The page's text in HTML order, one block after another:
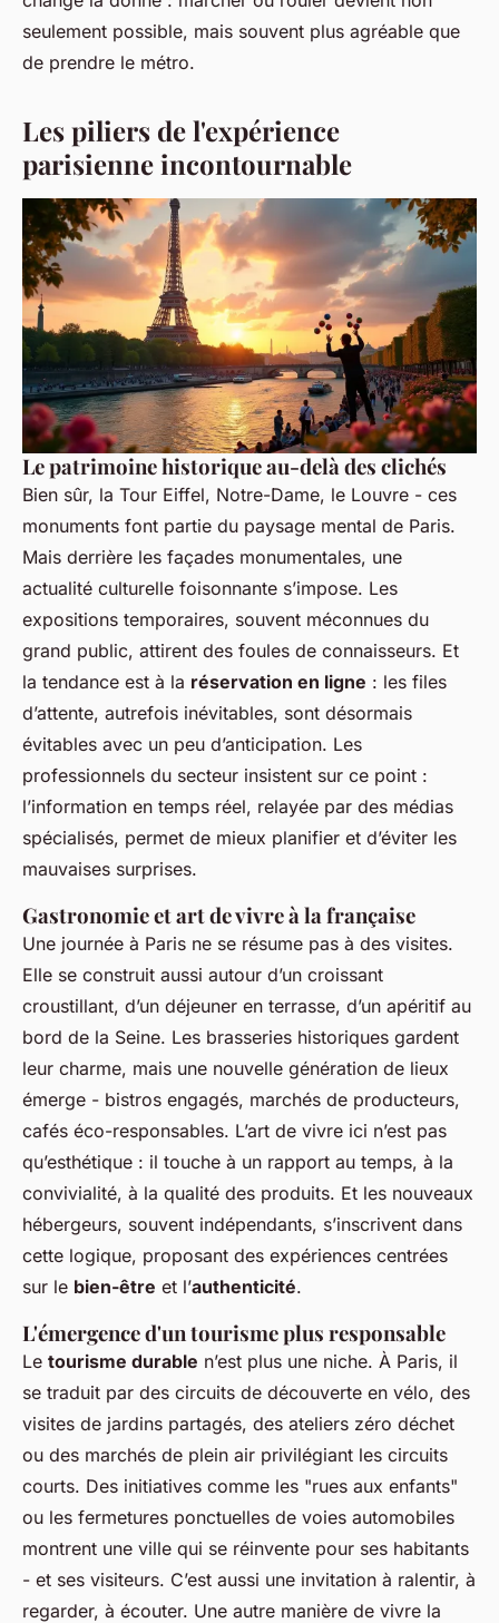
seulement possible, mais souvent plus agréable que
de prendre le métro.
Les piliers de l'expérience
parisienne incontournable
Le patrimoine historique au-delà des clichés
Bien sûr, la Tour Eiffel, Notre-Dame, le Louvre - ces
monuments font partie du paysage mental de Paris.
Mais derrière les façades monumentales, une
actualité culturelle foisonnante s’impose. Les
expositions temporaires, souvent méconnues du
grand public, attirent des foules de connaisseurs. Et
la tendance est à la réservation en ligne : les files
d’attente, autrefois inévitables, sont désormais
évitables avec un peu d’anticipation. Les
professionnels du secteur insistent sur ce point :
l’information en temps réel, relayée par des médias
spécialisés, permet de mieux planifier et d’éviter les
mauvaises surprises.
Gastronomie et art de vivre à la française
Une journée à Paris ne se résume pas à des visites.
Elle se construit aussi autour d’un croissant
croustillant, d’un déjeuner en terrasse, d’un apéritif au
bord de la Seine. Les brasseries historiques gardent
leur charme, mais une nouvelle génération de lieux
émerge - bistros engagés, marchés de producteurs,
cafés éco-responsables. L’art de vivre ici n’est pas
qu’esthétique : il touche à un rapport au temps, à la
convivialité, à la qualité des produits. Et les nouveaux
hébergeurs, souvent indépendants, s’inscrivent dans
cette logique, proposant des expériences centrées
sur le bien-être et l’authenticité.
L'émergence d'un tourisme plus responsable
Le tourisme durable n’est plus une niche. À Paris, il
se traduit par des circuits de découverte en vélo, des
visites de jardins partagés, des ateliers zéro déchet
ou des marchés de plein air privilégiant les circuits
courts. Des initiatives comme les "rues aux enfants"
ou les fermetures ponctuelles de voies automobiles
montrent une ville qui se réinvente pour ses habitants
- et ses visiteurs. C’est aussi une invitation à ralentir, à
regarder, à écouter. Une autre manière de vivre la